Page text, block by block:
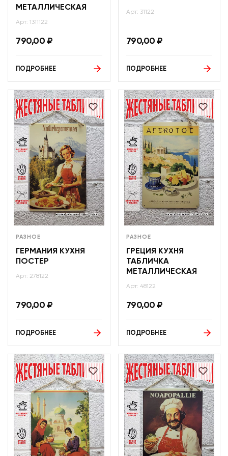
МЕТАЛЛИЧЕСКАЯ
Арт: 1311122
790,00 ₽
ПОДРОБНЕЕ
Арт: 31122
790,00 ₽
ПОДРОБНЕЕ
РАЗНОЕ
ГЕРМАНИЯ КУХНЯ
ПОСТЕР
Арт: 278122
790,00 ₽
ПОДРОБНЕЕ
РАЗНОЕ
ГРЕЦИЯ КУХНЯ
ТАБЛИЧКА
МЕТАЛЛИЧЕСКАЯ
Арт: 48122
790,00 ₽
ПОДРОБНЕЕ